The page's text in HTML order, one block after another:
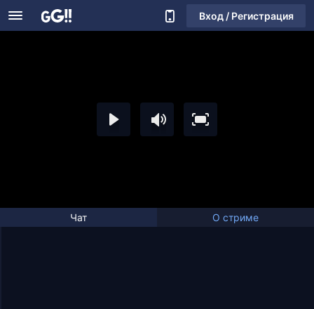
Вход / Регистрация
Чат О стриме